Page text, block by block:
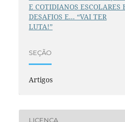
E COTIDIANOS ESCOLARES
DESAFIOS E... “VAI TER
LUTA!”
SEÇÃO
Artigos
LICENÇA